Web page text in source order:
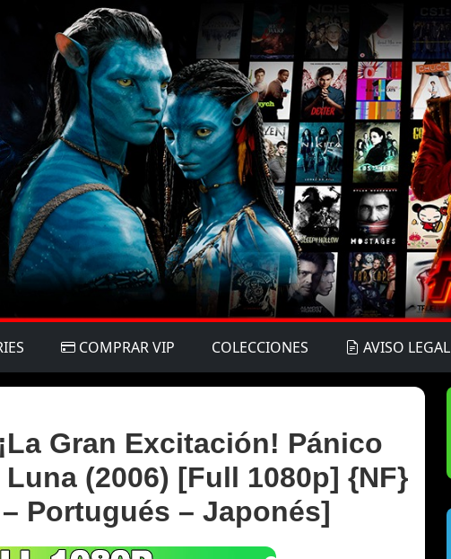
COMPRAR VIP COLECCIONES AVISO LEGAL
Gran Excitación! Pánico
(2006) [Full 1080p] {NF}
Portugués – Japonés]